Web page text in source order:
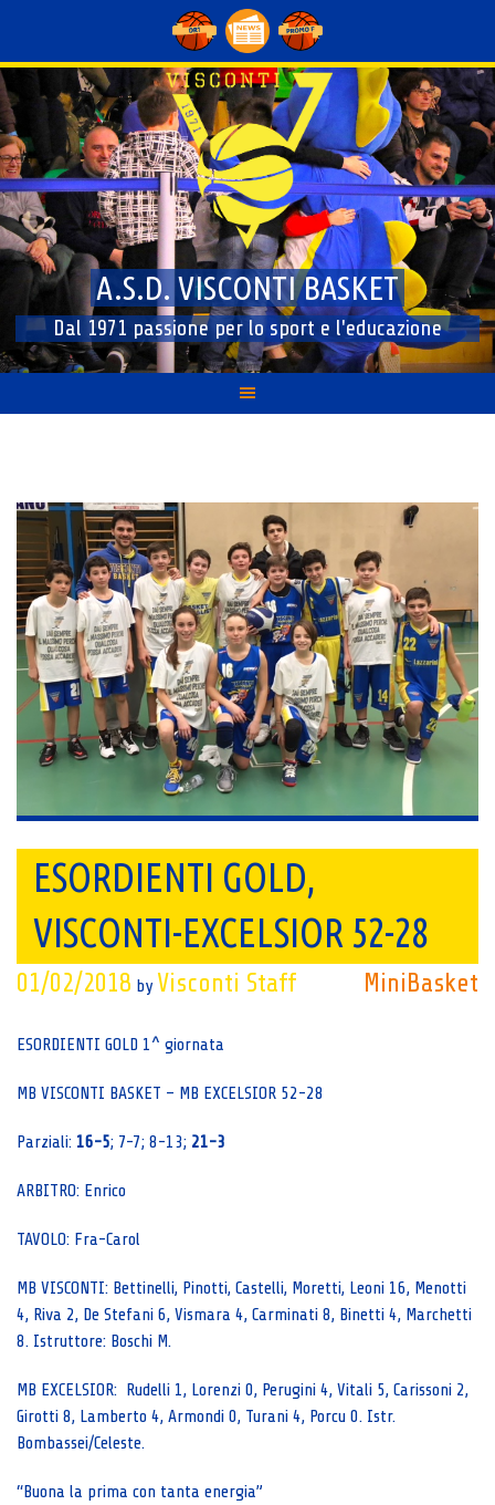
content
A.S.D. VISCONTI BASKET
Dal 1971 passione per lo sport e l'educazione
ESORDIENTI GOLD,
VISCONTI-EXCELSIOR 52-28
MiniBasket
01/02/2018 by Visconti Staff
ESORDIENTI GOLD 1^ giornata
MB VISCONTI BASKET – MB EXCELSIOR 52-28
Parziali: 16-5; 7-7; 8-13; 21-3
ARBITRO: Enrico
TAVOLO: Fra-Carol
MB VISCONTI: Bettinelli, Pinotti, Castelli, Moretti, Leoni 16, Menotti
4, Riva 2, De Stefani 6, Vismara 4, Carminati 8, Binetti 4, Marchetti
8. Istruttore: Boschi M.
MB EXCELSIOR: Rudelli 1, Lorenzi 0, Perugini 4, Vitali 5, Carissoni 2,
Girotti 8, Lamberto 4, Armondi 0, Turani 4, Porcu 0. Istr.
Bombassei/Celeste.
“Buona la prima con tanta energia”